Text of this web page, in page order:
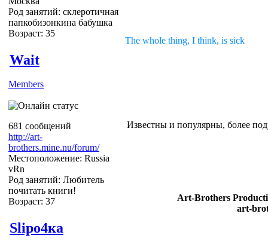
Род занятий: склеротичная
папкобизонкина бабушка
Возраст: 35
The whole thing, I think, is sick
Wait
Members
681 сообщений
http://art-
brothers.mine.nu/forum/
Местоположение: Russia
vRn
Род занятий: Любитель
почитать книги!
Возраст: 37
Известны и популярны, более
Art-Brothers
art-
Slipо4ка